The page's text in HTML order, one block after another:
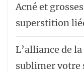
Acné et
superstition
L’alliance de
sublimer votre